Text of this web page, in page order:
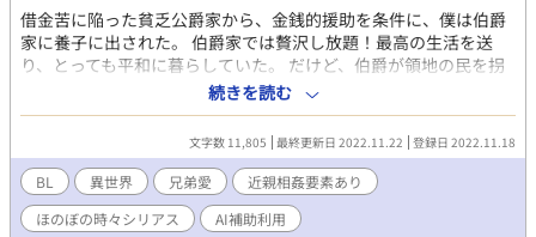
借金苦に陥った貧乏公爵家から、金銭的援助を条件に、僕は伯爵
家に養子に出された。 伯爵家では贅沢し放題！最高の生活を送
り、とっても平和に暮らしていた。 だけど、伯爵が領地の民を拐
い異端行為を行っていたことが発覚。養父は異端審問に掛けられ
て、現在牢獄生活中。 行き場を失った僕が実家に戻ると、両親は
すでに他界しており兄上が当主になっていた。公爵家は貧乏から
脱却していて、お金持ちになっていた。それは、すごーくめでた
いのだけど、兄上が僕をものすごく甘やかすので困っている。兄
上、甘やかしすぎです！ ☆表紙絵 AIピカソとAIイラストメーカー
で作成しました。
続きを読む
文字数 11,805 最終更新日 2022.11.22 登録日 2022.11.18
BL 異世界 兄弟愛
近親相姦要素あり
ほのぼの時々シリアス
AI補助利用